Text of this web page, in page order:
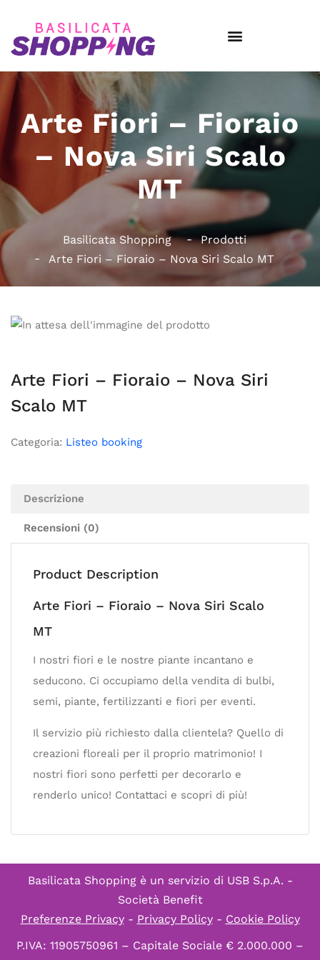
Arte Fiori – Fioraio
– Nova Siri Scalo
MT
Basilicata Shopping
Prodotti
Arte Fiori – Fioraio – Nova Siri Scalo MT
Arte Fiori – Fioraio – Nova Siri
Scalo MT
Categoria: Listeo booking
Descrizione
Recensioni (0)
Product Description
Arte Fiori – Fioraio – Nova Siri Scalo
MT
I nostri fiori e le nostre piante incantano e
seducono. Ci occupiamo della vendita di bulbi,
semi, piante, fertilizzanti e fiori per eventi.
Il servizio più richiesto dalla clientela? Quello di
creazioni floreali per il proprio matrimonio! I
nostri fiori sono perfetti per decorarlo e
renderlo unico! Contattaci e scopri di più!
Basilicata Shopping è un servizio di USB S.p.A. -
Società Benefit
Preferenze Privacy- Privacy Policy- Cookie Policy
P.IVA: 11905750961 – Capitale Sociale € 2.000.000 –